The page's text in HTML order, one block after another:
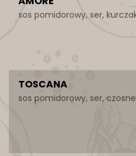
sos pomidorowy, ser,
TOSCANA
sos pomidorowy, ser,